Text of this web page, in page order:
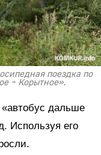
поездка по
– Корытное».
дальше
Используя его